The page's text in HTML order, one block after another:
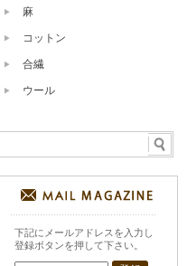
麻
コットン
合繊
ウール
下記にメールアドレスを入力し
登録ボタンを押して下さい。